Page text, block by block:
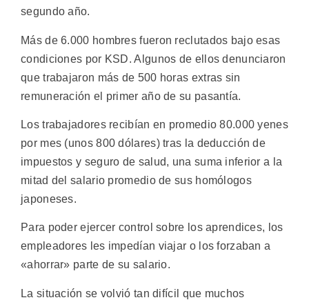
segundo año.
Más de 6.000 hombres fueron reclutados bajo esas
condiciones por KSD. Algunos de ellos denunciaron
que trabajaron más de 500 horas extras sin
remuneración el primer año de su pasantía.
Los trabajadores recibían en promedio 80.000 yenes
por mes (unos 800 dólares) tras la deducción de
impuestos y seguro de salud, una suma inferior a la
mitad del salario promedio de sus homólogos
japoneses.
Para poder ejercer control sobre los aprendices, los
empleadores les impedían viajar o los forzaban a
«ahorrar» parte de su salario.
La situación se volvió tan difícil que muchos